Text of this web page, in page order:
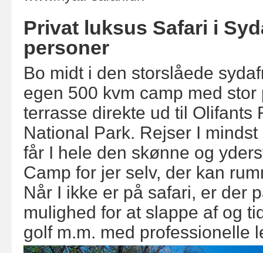
Privat luksus Safari i
personer
Bo midt i den storslåede
egen 500 kvm camp med
terrasse direkte ud til Olifants
National Park. Rejser I
får I hele den skønne og
Camp for jer selv, der kan
Når I ikke er på safari, er der
mulighed for at slappe af og
golf m.m. med professionelle